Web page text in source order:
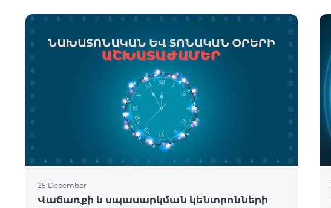
25 December
Վաճառքի և սպասարկման կենտրոնների